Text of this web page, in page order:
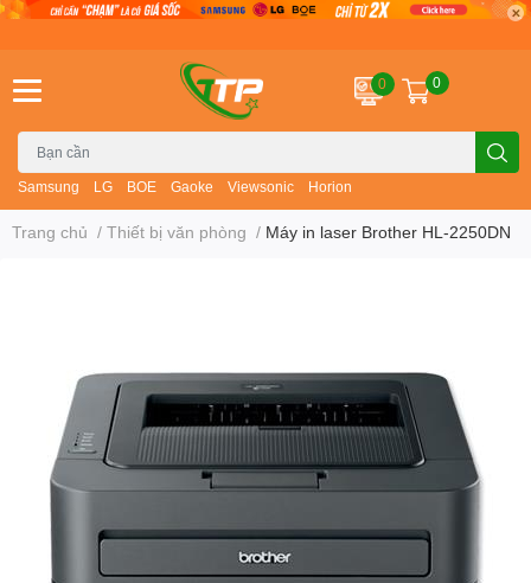
Samsung LG BOE Gaoke Viewsonic Horion
0 0
Trang chủ / Thiết bị văn phòng / Máy in laser Brother HL-2250DN